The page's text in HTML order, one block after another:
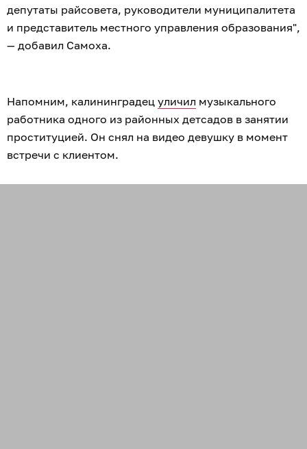
депутаты райсовета, руководители муниципалитета
и представитель местного управления образования",
— добавил Самоха.
Напомним, калининградец уличил музыкального
работника одного из районных детсадов в занятии
проституцией. Он снял на видео девушку в момент
встречи с клиентом.